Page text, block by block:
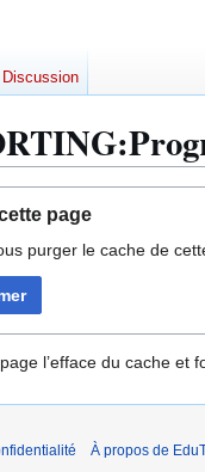
page
purger le cache de
l’efface du cache et
Discussion
À propos de